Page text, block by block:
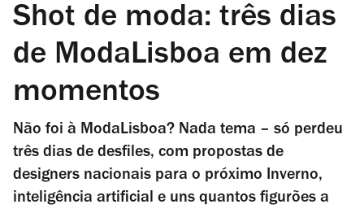
Shot de moda: três dias
de ModaLisboa em dez
momentos
Não foi à ModaLisboa? Nada tema – só perdeu
três dias de desfiles, com propostas de
designers nacionais para o próximo Inverno,
inteligência artificial e uns quantos figurões a